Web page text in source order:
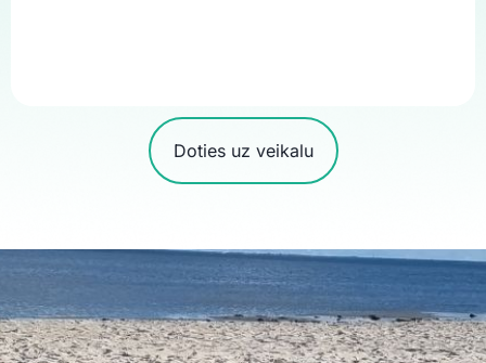
Doties uz veikalu